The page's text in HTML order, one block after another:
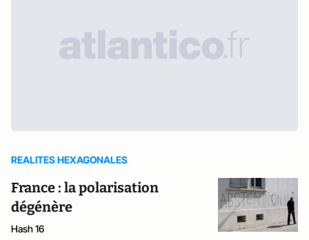
REALITES HEXAGONALES
France : la polarisation
dégénère
Hash 16